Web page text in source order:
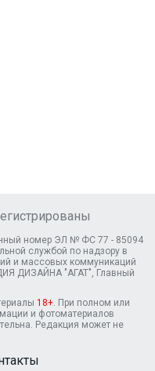
номер ЭЛ № ФС 77 - 85094
службой по надзору в
и массовых коммуникаций
ДИЗАЙНА "АГАТ", Главный
18+ . При полном или
и фотоматериалов
Редакция может не